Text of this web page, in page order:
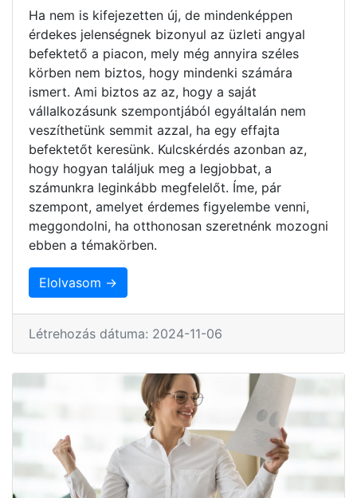
Ha nem is kifejezetten új, de mindenképpen
érdekes jelenségnek bizonyul az üzleti angyal
befektető a piacon, mely még annyira széles
körben nem biztos, hogy mindenki számára
ismert. Ami biztos az az, hogy a saját
vállalkozásunk szempontjából egyáltalán nem
veszíthetünk semmit azzal, ha egy effajta
befektetőt keresünk. Kulcskérdés azonban az,
hogy hogyan találjuk meg a legjobbat, a
számunkra leginkább megfelelőt. Íme, pár
szempont, amelyet érdemes figyelembe venni,
meggondolni, ha otthonosan szeretnénk mozogni
ebben a témakörben.
Elolvasom →
Létrehozás dátuma: 2024-11-06